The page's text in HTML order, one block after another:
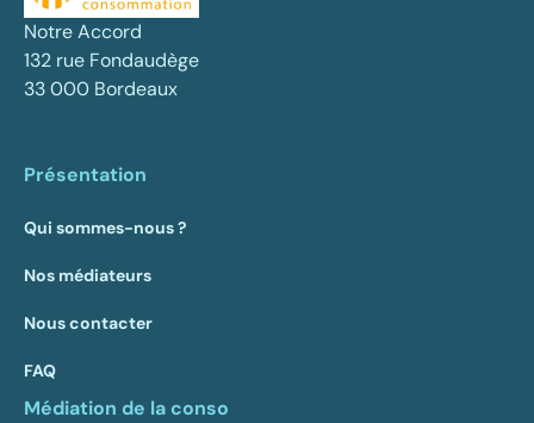
Notre Accord
132 rue Fondaudège
33 000 Bordeaux
Présentation
Qui sommes-nous ?
Nos médiateurs
Nous contacter
FAQ
Médiation de la conso